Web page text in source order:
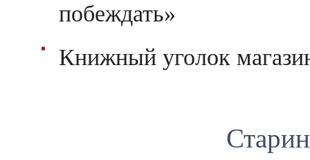
побеждать»
Книжный уголок